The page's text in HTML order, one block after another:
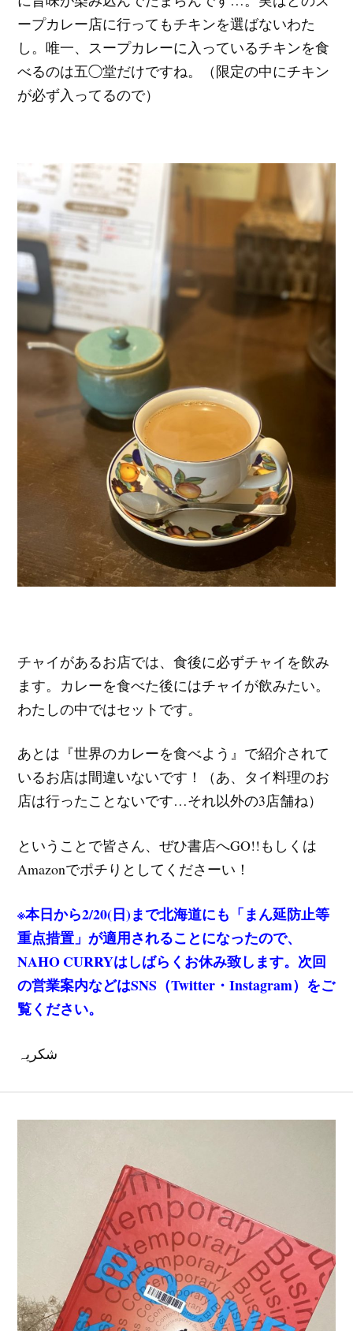
ープカレー店に行ってもチキンを選ばないわた
し。唯一、スープカレーに入っているチキンを食
べるのは五◯堂だけですね。（限定の中にチキン
が必ず入ってるので）
チャイがあるお店では、食後に必ずチャイを飲み
ます。カレーを食べた後にはチャイが飲みたい。
わたしの中ではセットです。
あとは『世界のカレーを食べよう』で紹介されて
いるお店は間違いないです！（あ、タイ料理のお
店は行ったことないです…それ以外の3店舗ね）
ということで皆さん、ぜひ書店へGO!!もしくは
Amazonでポチりとしてくださーい！
※本日から2/20(日)まで北海道にも「まん延防止等
重点措置」が適用されることになったので、
NAHO CURRYはしばらくお休み致します。次回
の営業案内などはSNS（Twitter・Instagram）をご
覧ください。
شکریہ